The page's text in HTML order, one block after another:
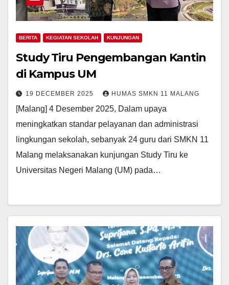
BERITA KEGIATAN SEKOLAH KUNJUNGAN
Study Tiru Pengembangan Kantin
di Kampus UM
19 DECEMBER 2025 HUMAS SMKN 11 MALANG
[Malang] 4 Desember 2025, Dalam upaya
meningkatkan standar pelayanan dan administrasi
lingkungan sekolah, sebanyak 24 guru dari SMKN 11
Malang melaksanakan kunjungan Study Tiru ke
Universitas Negeri Malang (UM) pada…